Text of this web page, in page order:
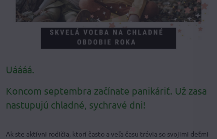
Uáááá.
Koncom septembra začínate panikáriť. Už zasa
nastupujú chladné, sychravé dni!
Ak ste aktívni rodičia, ktorí často a veľa času trávia so svojimi deťmi